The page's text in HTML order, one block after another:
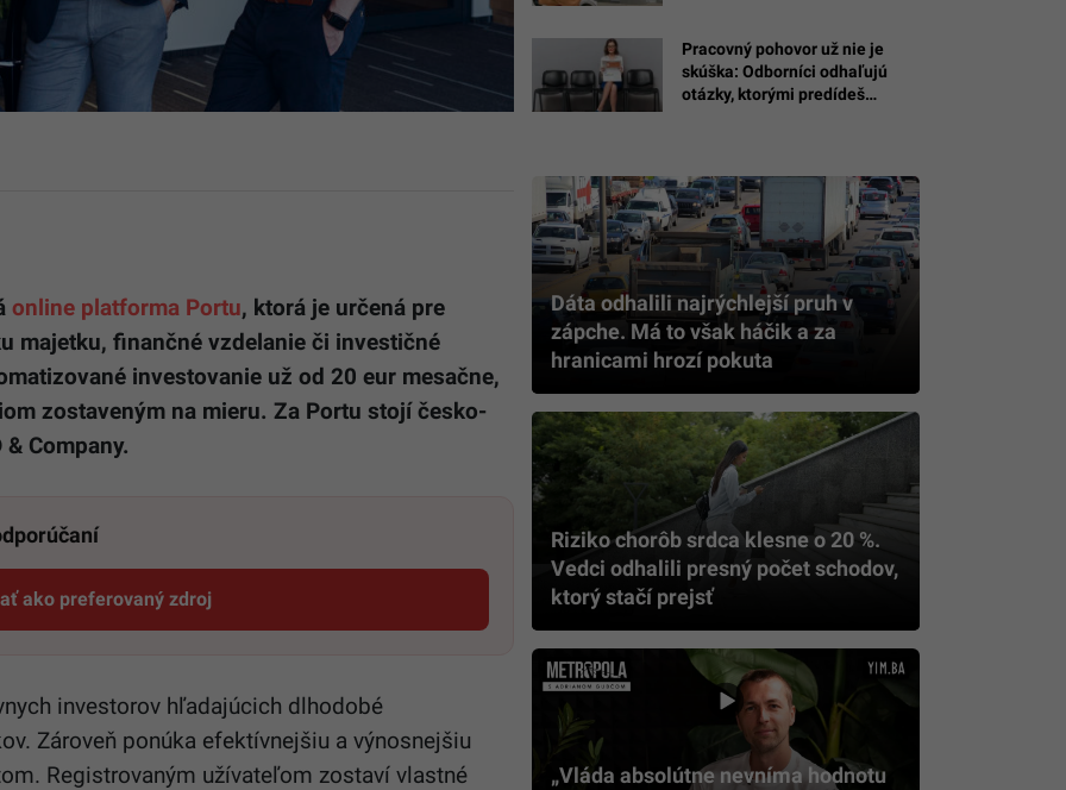
online platforma Portu, ktorá je určená pre
majetku, finančné vzdelanie či investičné
investovanie už od 20 eur mesačne,
zostaveným na mieru. Za Portu stojí česko-
Company.
ako preferovaný zdroj
Startitup, odkaz sa otvorí v novom okne
investorov hľadajúcich dlhodobé
Zároveň ponúka efektívnejšiu a výnosnejšiu
Registrovaným užívateľom zostaví vlastné
Pracovný pohovor už nie je
skúška: Odborníci odhaľujú
otázky, ktorými predídeš
Dáta odhalili najrýchlejší pruh v
zápche. Má to však háčik a za
hranicami hrozí pokuta
Riziko chorôb srdca klesne o 20 %.
Vedci odhalili presný počet schodov,
ktorý stačí prejsť
„Vláda absolútne nevníma hodnotu